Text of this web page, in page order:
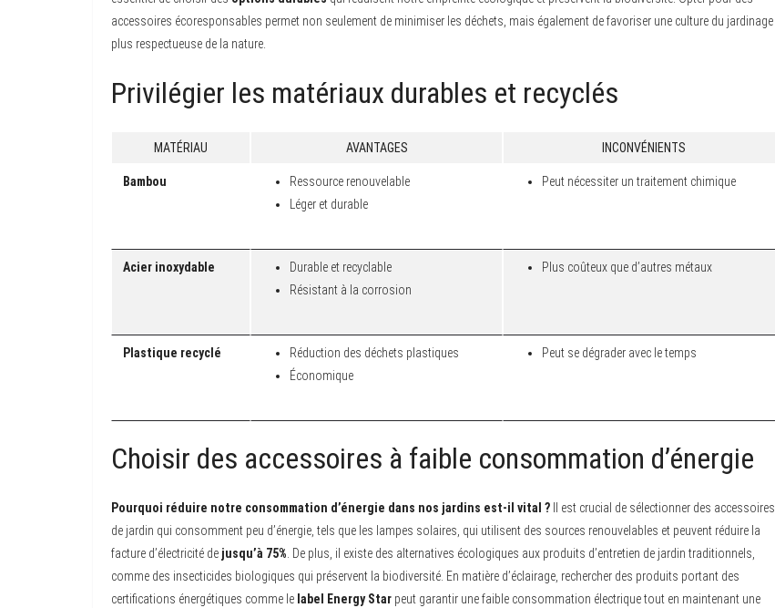
accessoires écoresponsables permet non seulement de minimiser les déchets, mais également de favoriser une culture du jardinage
plus respectueuse de la nature.
Privilégier les matériaux durables et recyclés
MATÉRIAU AVANTAGES INCONVÉNIENTS
Bambou
Ressource renouvelable
Léger et durable
Peut nécessiter un traitement chimique
Acier inoxydable
Durable et recyclable
Résistant à la corrosion
Plus coûteux que d’autres métaux
Plastique recyclé
Réduction des déchets plastiques
Économique
Peut se dégrader avec le temps
Choisir des accessoires à faible consommation d’énergie
Pourquoi réduire notre consommation d’énergie dans nos jardins est-il vital ? Il est crucial de sélectionner des accessoires
de jardin qui consomment peu d’énergie, tels que les lampes solaires, qui utilisent des sources renouvelables et peuvent réduire la
facture d’électricité de jusqu’à 75%. De plus, il existe des alternatives écologiques aux produits d’entretien de jardin traditionnels,
comme des insecticides biologiques qui préservent la biodiversité. En matière d’éclairage, rechercher des produits portant des
certifications énergétiques comme le label Energy Star peut garantir une faible consommation électrique tout en maintenant une